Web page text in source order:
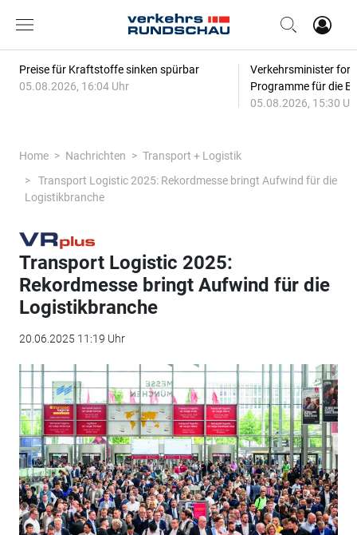
Preise für Kraftstoffe sinken spürbar
05.08.2026, 16:04 Uhr
Verkehrsminister
Programme für die
05.08.2026, 15:30
Home Nachrichten
Transport + Logistik
Transport Logistic 2025: Rekordmesse bringt Aufwind für die
Logistikbranche
Transport Logistic 2025:
Rekordmesse bringt Aufwind für die
Logistikbranche
20.06.2025 11:19 Uhr